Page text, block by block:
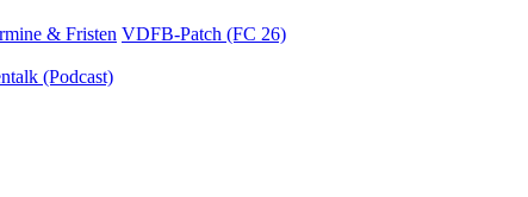
& Fristen VDFB-Patch (FC 26)
(Podcast)